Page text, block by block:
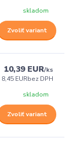
skladom
Zvoliť variant
10,39 EUR/ks
8,45 EURbez DPH
skladom
Zvoliť variant